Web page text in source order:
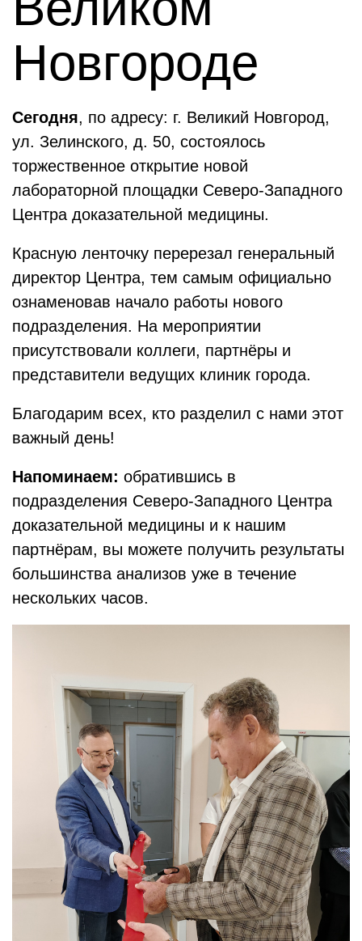
Новгороде
Сегодня, по адресу: г. Великий Новгород,
ул. Зелинского, д. 50, состоялось
торжественное открытие новой
лабораторной площадки Северо-Западного
Центра доказательной медицины.
Красную ленточку перерезал генеральный
директор Центра, тем самым официально
ознаменовав начало работы нового
подразделения. На мероприятии
присутствовали коллеги, партнёры и
представители ведущих клиник города.
Благодарим всех, кто разделил с нами этот
важный день!
Напоминаем: обратившись в
подразделения Северо-Западного Центра
доказательной медицины и к нашим
партнёрам, вы можете получить результаты
большинства анализов уже в течение
нескольких часов.